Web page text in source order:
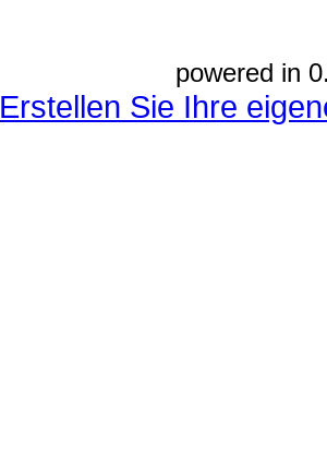
powered in
Erstellen Sie Ihre